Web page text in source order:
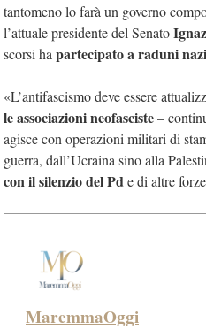
tantomeno lo farà un governo
l’attuale presidente del Senato
scorsi ha partecipato a raduni
«L’antifascismo deve essere
le associazioni neofasciste–
agisce con operazioni militari di
guerra, dall’Ucraina sino alla
con il silenzio del Pde di altre
MaremmaOggi